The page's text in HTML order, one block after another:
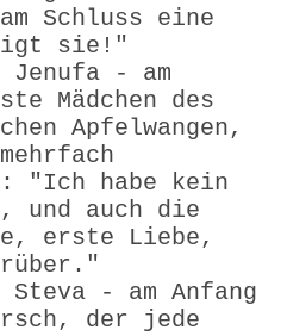
Schluss eine
sie!"
Jenufa - am
Mädchen des
Apfelwangen,
"Ich habe kein
und auch die
erste Liebe,
- am Anfang
der jede